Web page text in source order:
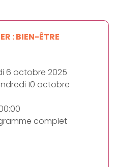
: BIEN-ÊTRE
6 octobre 2025
10 octobre
complet